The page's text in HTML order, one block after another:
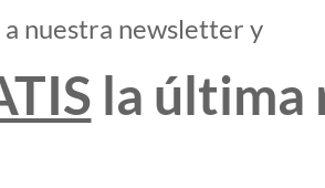
nuestra newsletter y
la última